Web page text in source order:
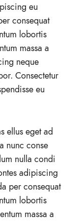
eu
consequat
lobortis
massa a
neque
Consectetur
eu
ellus eget ad
nunc conse
nulla condi
adipiscing
per consequat
lobortis
massa a